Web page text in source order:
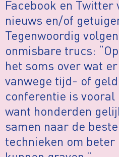
Facebook en Twitter
nieuws en/of
Tegenwoordig
onmisbare trucs:
het soms over wat
vanwege tijd- of
conferentie is vooral
want honderden
samen naar de
technieken om